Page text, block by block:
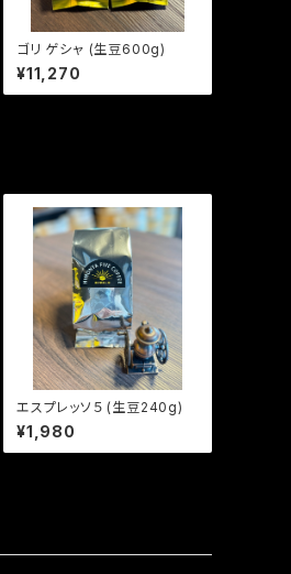
ゴリ ゲシャ (生豆600g)
¥11,270
エスプレッソ５ (生豆240g)
¥1,980